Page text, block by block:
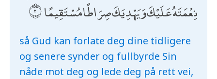
نِعْمَتَهُ عَلَيْكَ وَيَهْدِيَكَ صِرَاطًا مُسْتَقِيمًا
så Gud kan forlate deg dine tidligere
og senere synder og fullbyrde Sin
nåde mot deg og lede deg på rett vei,